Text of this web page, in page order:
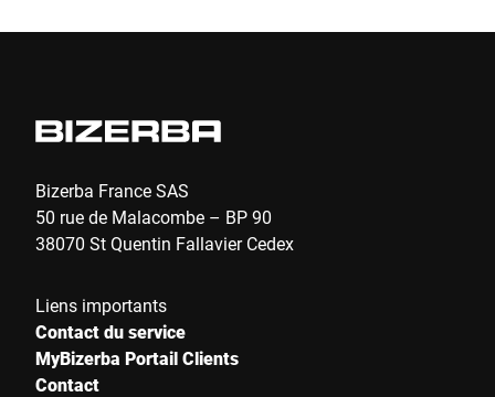
Bizerba France SAS
50 rue de Malacombe – BP 90
38070 St Quentin Fallavier Cedex
Liens importants
Contact du service
MyBizerba Portail Clients
Contact